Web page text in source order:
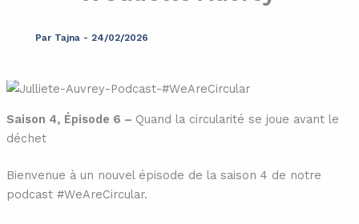
Par Tajna - 24/02/2026
Saison 4, Épisode 6 – Quand la circularité se joue avant le
déchet
Bienvenue à un nouvel épisode de la saison 4 de notre
podcast #WeAreCircular.